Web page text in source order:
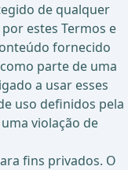
de qualquer
estes Termos e
fornecido
parte de uma
a usar esses
uso definidos pela
violação de
fins privados. O